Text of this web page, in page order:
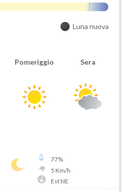
Luna nuova
Pomeriggio Sera
77%
5 Km/h
Est NE